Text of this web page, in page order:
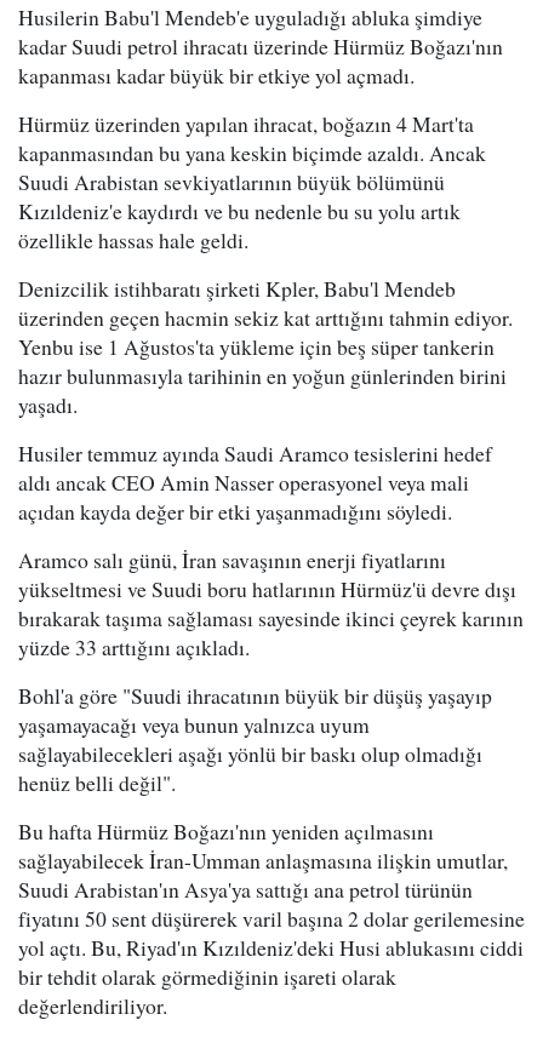
Husilerin Babu'l Mendeb'e uyguladığı abluka şimdiye
kadar Suudi petrol ihracatı üzerinde Hürmüz Boğazı'nın
kapanması kadar büyük bir etkiye yol açmadı.
Hürmüz üzerinden yapılan ihracat, boğazın 4 Mart'ta
kapanmasından bu yana keskin biçimde azaldı. Ancak
Suudi Arabistan sevkiyatlarının büyük bölümünü
Kızıldeniz'e kaydırdı ve bu nedenle bu su yolu artık
özellikle hassas hale geldi.
Denizcilik istihbaratı şirketi Kpler, Babu'l Mendeb
üzerinden geçen hacmin sekiz kat arttığını tahmin ediyor.
Yenbu ise 1 Ağustos'ta yükleme için beş süper tankerin
hazır bulunmasıyla tarihinin en yoğun günlerinden birini
yaşadı.
Husiler temmuz ayında Saudi Aramco tesislerini hedef
aldı ancak CEO Amin Nasser operasyonel veya mali
açıdan kayda değer bir etki yaşanmadığını söyledi.
Aramco salı günü, İran savaşının enerji fiyatlarını
yükseltmesi ve Suudi boru hatlarının Hürmüz'ü devre dışı
bırakarak taşıma sağlaması sayesinde ikinci çeyrek karının
yüzde 33 arttığını açıkladı.
Bohl'a göre "Suudi ihracatının büyük bir düşüş yaşayıp
yaşamayacağı veya bunun yalnızca uyum
sağlayabilecekleri aşağı yönlü bir baskı olup olmadığı
henüz belli değil".
Bu hafta Hürmüz Boğazı'nın yeniden açılmasını
sağlayabilecek İran-Umman anlaşmasına ilişkin umutlar,
Suudi Arabistan'ın Asya'ya sattığı ana petrol türünün
fiyatını 50 sent düşürerek varil başına 2 dolar gerilemesine
yol açtı. Bu, Riyad'ın Kızıldeniz'deki Husi ablukasını ciddi
bir tehdit olarak görmediğinin işareti olarak
değerlendiriliyor.